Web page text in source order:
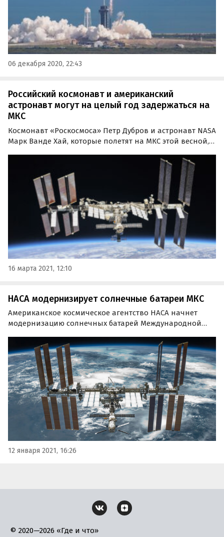
06 декабря 2020, 22:43
Российский космонавт и американский
астронавт могут на целый год задержаться на
МКС
Космонавт «Роскосмоса» Петр Дубров и астронавт NASA
Марк Ванде Хай, которые полетят на МКС ​​этой весной,
которого назначен на 9 апреля, планируется
осуществить на российском корабле «Союз МС-18»…
16 марта 2021, 12:10
НАСА модернизирует солнечные батареи МКС
Американское космическое агентство НАСА начнет
модернизацию солнечных батарей Международной
создать достаточную мощность станции для
продолжения работы МКС, по крайней мере, до конца
десятилетия.
12 января 2021, 16:26
© 2020—2026 «Где и что»